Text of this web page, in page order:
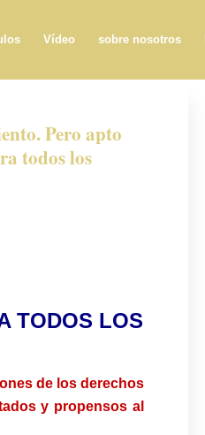
Vídeo sobre nosotros
Pero apto
todos los
TODOS LOS
de los derechos
y propensos al